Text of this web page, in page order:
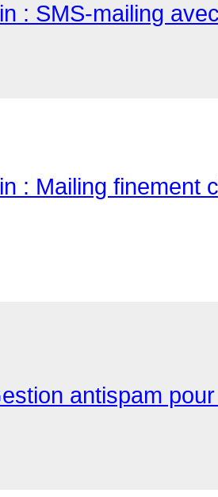
: SMS-mailing
: Mailing finement
antispam